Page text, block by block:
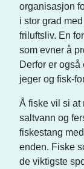
organisasjon
i stor grad
friluftsliv. En
som evner å
Derfor er
jeger og fisk-
Å fiske vil si at
saltvann og
fiskestang
enden. Fiske
de viktigste